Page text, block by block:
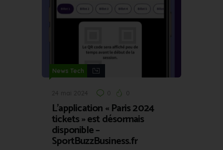
News Tech
24 mai 2024 0 0
L’application « Paris 2024
tickets » est désormais
disponible –
SportBuzzBusiness.fr